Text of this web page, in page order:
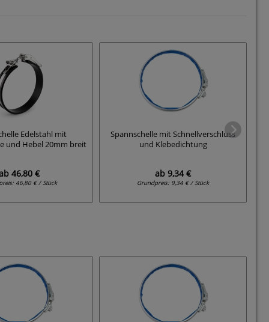
Edelstahl mit
und Hebel 20mm breit
46,80 €
46,80 € / Stück
Spannschelle mit Schnellverschluss
und Klebedichtung
ab 9,34 €
Grundpreis: 9,34 € / Stück